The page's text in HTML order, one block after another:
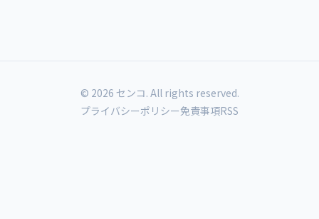
© 2026 センコ. All rights reserved.
プライバシーポリシー免責事項RSS